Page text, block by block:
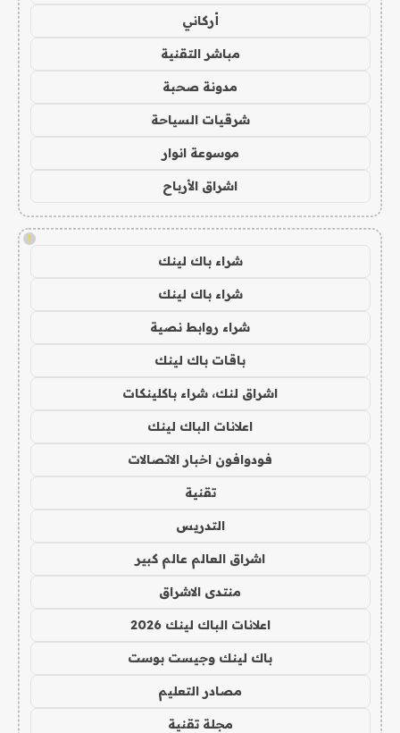
أركاني
مباشر التقنية
مدونة صحبة
شرقيات السياحة
موسوعة انوار
اشراق الأرباح
!
شراء باك لينك
شراء باك لينك
شراء روابط نصية
باقات باك لينك
اشراق لنك، شراء باكلينكات
اعلانات الباك لينك
فودوافون اخبار الاتصالات
تقنية
التدريس
اشراق العالم عالم كبير
منتدى الاشراق
اعلانات الباك لينك 2026
باك لينك وجيست بوست
مصادر التعليم
مجلة تقنية